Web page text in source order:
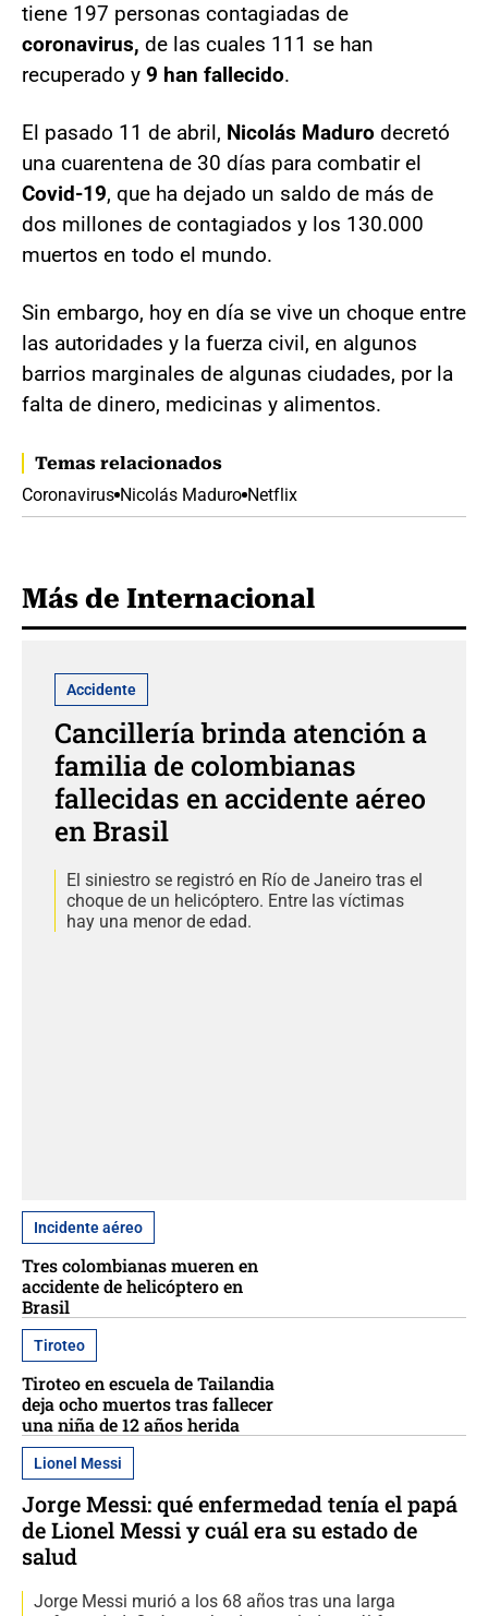
tiene 197 personas contagiadas de
coronavirus, de las cuales 111 se han
recuperado y 9 han fallecido.
El pasado 11 de abril, Nicolás Maduro decretó
una cuarentena de 30 días para combatir el
Covid-19, que ha dejado un saldo de más de
dos millones de contagiados y los 130.000
muertos en todo el mundo.
Sin embargo, hoy en día se vive un choque entre
las autoridades y la fuerza civil, en algunos
barrios marginales de algunas ciudades, por la
falta de dinero, medicinas y alimentos.
Temas relacionados
Coronavirus Nicolás Maduro Netflix
Más de Internacional
Accidente
Cancillería brinda atención a
familia de colombianas
fallecidas en accidente aéreo
en Brasil
El siniestro se registró en Río de Janeiro tras el
choque de un helicóptero. Entre las víctimas
hay una menor de edad.
Incidente aéreo
Tres colombianas mueren en
accidente de helicóptero en
Brasil
Tiroteo
Tiroteo en escuela de Tailandia
deja ocho muertos tras fallecer
una niña de 12 años herida
Lionel Messi
Jorge Messi: qué enfermedad tenía el papá
de Lionel Messi y cuál era su estado de
salud
Jorge Messi murió a los 68 años tras una larga